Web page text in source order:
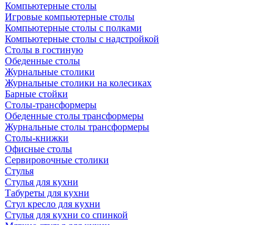
Компьютерные столы
Игровые компьютерные столы
Компьютерные столы с полками
Компьютерные столы с надстройкой
Столы в гостиную
Обеденные столы
Журнальные столики
Журнальные столики на колесиках
Барные стойки
Столы-трансформеры
Обеденные столы трансформеры
Журнальные столы трансформеры
Столы-книжки
Офисные столы
Сервировочные столики
Стулья
Стулья для кухни
Табуреты для кухни
Стул кресло для кухни
Стулья для кухни со спинкой